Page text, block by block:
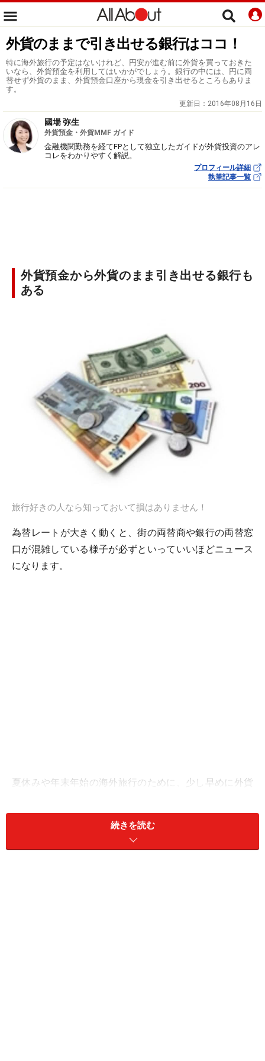
外貨のままで引き出せる銀行はココ！
特に海外旅行の予定はないけれど、円安が進む前に外貨を買っておきた
いなら、外貨預金を利用してはいかがでしょう。銀行の中には、円に両
替せず外貨のまま、外貨預金口座から現金を引き出せるところもありま
す。
更新日： 2016年08月16日
國場 弥生
外貨預金・外貨MMF ガイド
金融機関勤務を経てFPとして独立したガイドが外貨投資のアレ
コレをわかりやすく解説。
プロフィール詳細
執筆記事一覧
外貨預金から外貨のまま引き出せる銀行も
ある
旅行好きの人なら知っておいて損はありません！
為替レートが大きく動くと、街の両替商や銀行の両替窓
口が混雑している様子が必ずといっていいほどニュース
になります。
夏休みや年末年始の海外旅行のために、少し早めに外貨
で、現金で手元に置いていても問題はありません。
海外旅行などの具体的な予定はないけれど、円安が進む
続きを読む